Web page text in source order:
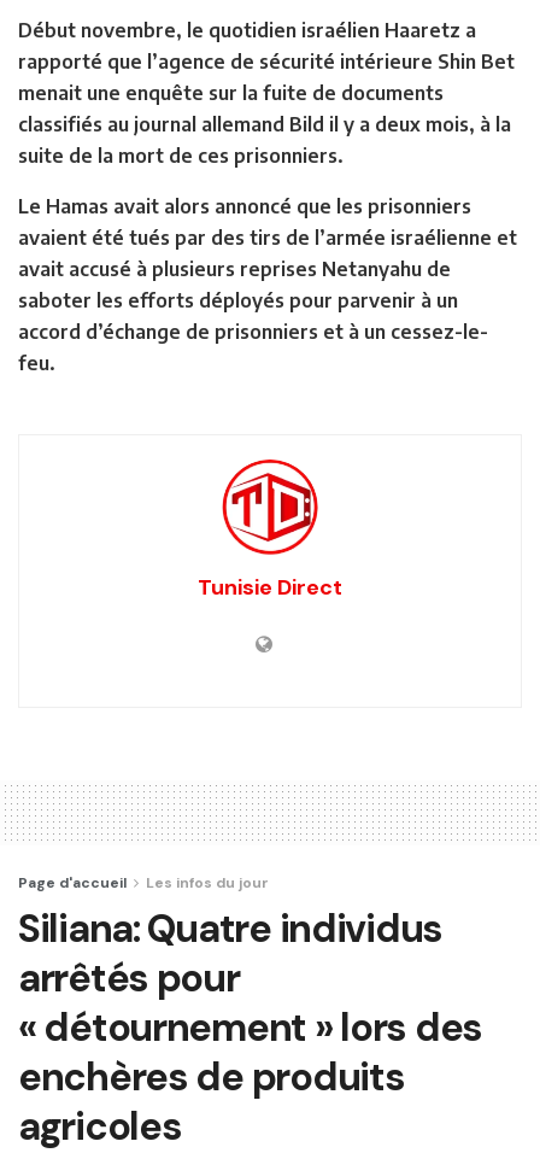
Début novembre, le quotidien israélien Haaretz a
rapporté que l’agence de sécurité intérieure Shin Bet
menait une enquête sur la fuite de documents
classifiés au journal allemand Bild il y a deux mois, à la
suite de la mort de ces prisonniers.
Le Hamas avait alors annoncé que les prisonniers
avaient été tués par des tirs de l’armée israélienne et
avait accusé à plusieurs reprises Netanyahu de
saboter les efforts déployés pour parvenir à un
accord d’échange de prisonniers et à un cessez-le-
feu.
Tunisie Direct
Page d'accueil Les infos du jour
Siliana: Quatre individus
arrêtés pour
« détournement » lors des
enchères de produits
agricoles